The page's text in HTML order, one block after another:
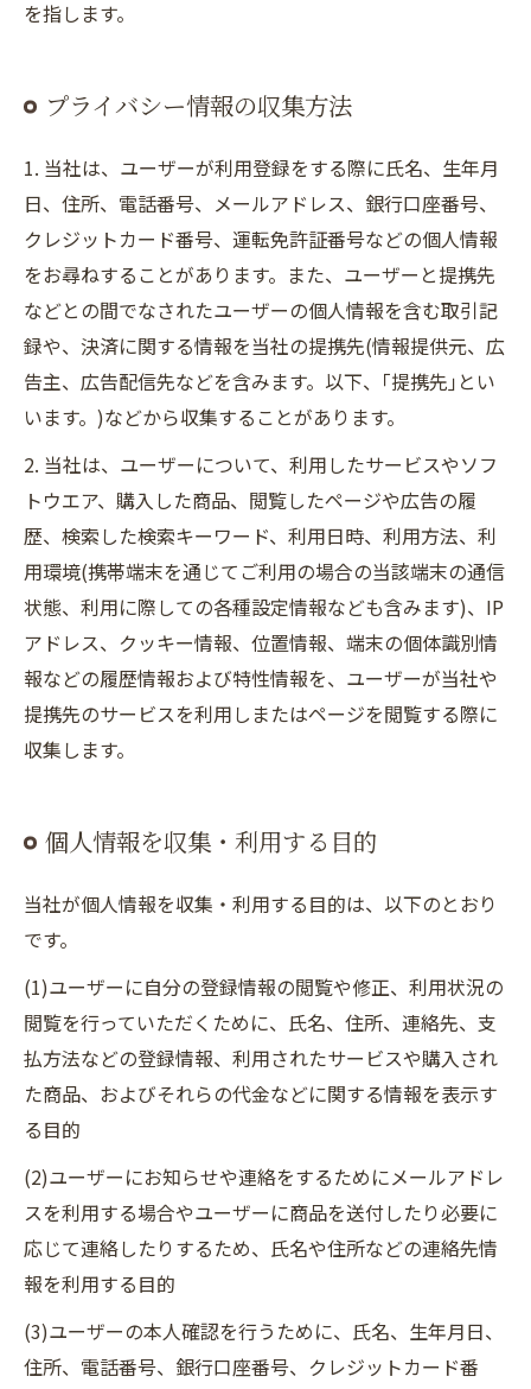
を指します。
プライバシー情報の収集方法
1. 当社は、ユーザーが利用登録をする際に氏名、生年月
日、住所、電話番号、メールアドレス、銀行口座番号、
クレジットカード番号、運転免許証番号などの個人情報
をお尋ねすることがあります。また、ユーザーと提携先
などとの間でなされたユーザーの個人情報を含む取引記
録や、決済に関する情報を当社の提携先(情報提供元、広
告主、広告配信先などを含みます。以下、｢提携先｣とい
います。)などから収集することがあります。
2. 当社は、ユーザーについて、利用したサービスやソフ
トウエア、購入した商品、閲覧したページや広告の履
歴、検索した検索キーワード、利用日時、利用方法、利
用環境(携帯端末を通じてご利用の場合の当該端末の通信
状態、利用に際しての各種設定情報なども含みます)、IP
アドレス、クッキー情報、位置情報、端末の個体識別情
報などの履歴情報および特性情報を、ユーザーが当社や
提携先のサービスを利用しまたはページを閲覧する際に
収集します。
個人情報を収集・利用する目的
当社が個人情報を収集・利用する目的は、以下のとおり
です。
(1)ユーザーに自分の登録情報の閲覧や修正、利用状況の
閲覧を行っていただくために、氏名、住所、連絡先、支
払方法などの登録情報、利用されたサービスや購入され
た商品、およびそれらの代金などに関する情報を表示す
る目的
(2)ユーザーにお知らせや連絡をするためにメールアドレ
スを利用する場合やユーザーに商品を送付したり必要に
応じて連絡したりするため、氏名や住所などの連絡先情
報を利用する目的
(3)ユーザーの本人確認を行うために、氏名、生年月日、
住所、電話番号、銀行口座番号、クレジットカード番